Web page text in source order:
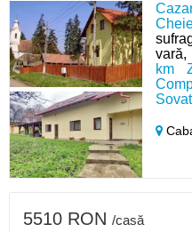
vară,
km
5510 RON /casă